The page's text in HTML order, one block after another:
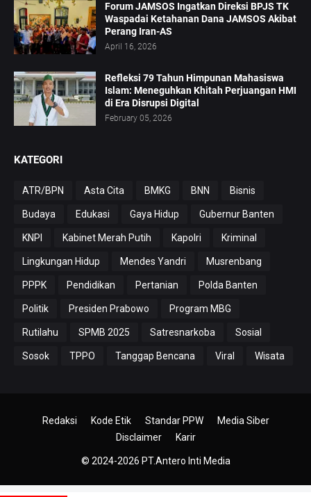
Forum JAMSOS Ingatkan Direksi BPJS TK
Waspadai Ketahanan Dana JAMSOS Akibat
Perang Iran-AS
April 16, 2026
Refleksi 79 Tahun Himpunan Mahasiswa
Islam: Meneguhkan Khitah Perjuangan HMI
di Era Disrupsi Digital
February 05, 2026
KATEGORI
ATR/BPN Asta Cita BMKG BNN Bisnis
Budaya Edukasi Gaya Hidup Gubernur Banten
KNPI Kabinet Merah Putih Kapolri Kriminal
Lingkungan Hidup Mendes Yandri Musrenbang
PPPK Pendidikan Pertanian Polda Banten
Politik Presiden Prabowo Program MBG
Rutilahu SPMB 2025 Satresnarkoba Sosial
Sosok TPPO Tanggap Bencana Viral Wisata
© 2024-2026 PT.Antero Inti Media
Redaksi Kode Etik Standar PPW
Media Siber
Disclaimer
Karir